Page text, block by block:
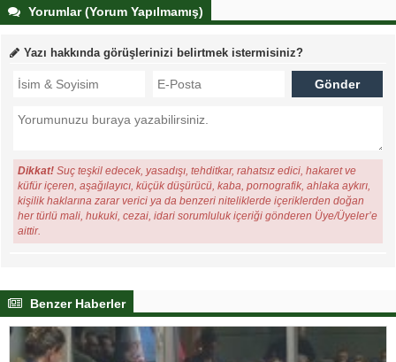
Yorumlar (Yorum Yapılmamış)
Yazı hakkında görüşlerinizi belirtmek istermisiniz?
Dikkat! Suç teşkil edecek, yasadışı, tehditkar, rahatsız edici, hakaret ve
küfür içeren, aşağılayıcı, küçük düşürücü, kaba, pornografik, ahlaka aykırı,
kişilik haklarına zarar verici ya da benzeri niteliklerde içeriklerden doğan
her türlü mali, hukuki, cezai, idari sorumluluk içeriği gönderen Üye/Üyeler’e
aittir.
Benzer Haberler